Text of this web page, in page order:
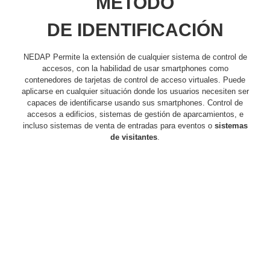
PDU Plantas
EnergíaPoE
de Largo
Alcance
UPS
- No Break
Kits-
Sistemas
DE IDENTIFICACIÓN
NEDAP Permite la extensión de cualquier sistema de control de
accesos, con la habilidad de usar smartphones como
contenedores de tarjetas de control de acceso virtuales. Puede
aplicarse en cualquier situación donde los usuarios necesiten ser
capaces de identificarse usando sus smartphones. Control de
accesos a edificios, sistemas de gestión de aparcamientos, e
incluso sistemas de venta de entradas para eventos o sistemas
de visitantes